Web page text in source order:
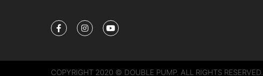
COPYRIGHT 2020 © DOUBLE PUMP. ALL RIGHTS RESERVED.